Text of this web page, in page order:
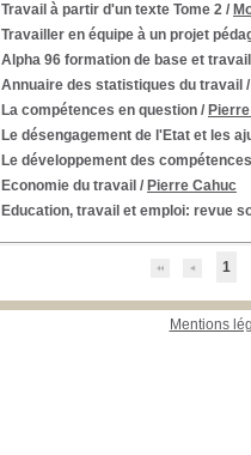
Travail à partir d'un texte Tome 2 /
Travailler en équipe à un projet
Alpha 96 formation de base et travail
Annuaire des statistiques du travail
La compétences en question /
Le désengagement de l'Etat et les
Le développement des compétences
Economie du travail / Pierre Cahuc
Education, travail et emploi: revue
1
Mentions